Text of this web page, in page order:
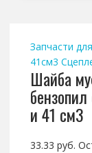
Запчасти
41см3
Шайба
и 41 см3
33.33 руб.